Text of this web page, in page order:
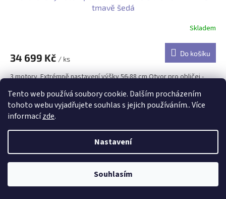
Tento web používá soubory cookie. Dalším procházením
tohoto webu vyjadřujete souhlas s jejich používáním.. Více
informacízde.
Nastavení
Souhlasím
tmavě šedá
Skladem
34 699 Kč / ks
Do košíku
3 motory Extrémně nastavení výšky 56-88 cm Otvor pro obličej -
Kód:KS-CSF2240